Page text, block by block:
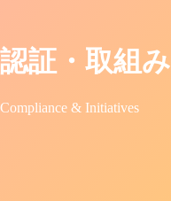
認証・取組み
Compliance & Initiatives